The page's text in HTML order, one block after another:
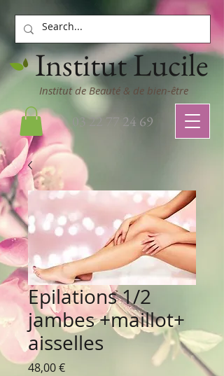
Institut Lucile
Institut de Beauté & de bien-être
03 22 77 24 69
Epilations 1/2
jambes +maillot+
aisselles
48,00 €Prix